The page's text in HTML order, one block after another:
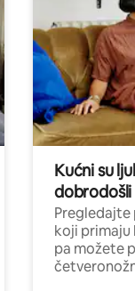
Kućni su
dobrodošli
Pregledajte
koji primaju
pa možete